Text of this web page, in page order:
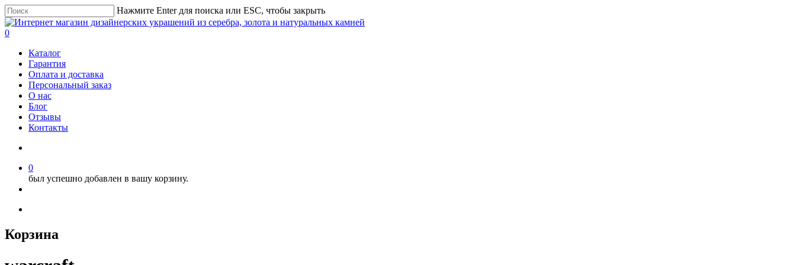
Нажмите Enter для поиска или ESC, чтобы закрыть
0
Каталог
Гарантия
Оплата и доставка
Персональный заказ
О нас
Блог
Отзывы
Контакты
0
был успешно добавлен в вашу корзину.
Корзина